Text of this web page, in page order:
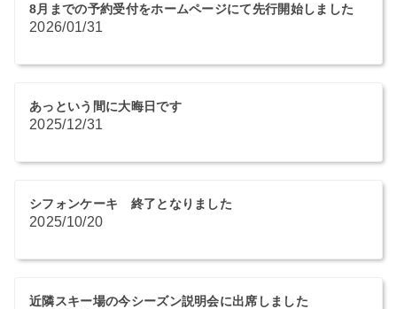
8月までの予約受付をホームページにて先行開始しました
2026/01/31
あっという間に大晦日です
2025/12/31
シフォンケーキ 終了となりました
2025/10/20
近隣スキー場の今シーズン説明会に出席しました